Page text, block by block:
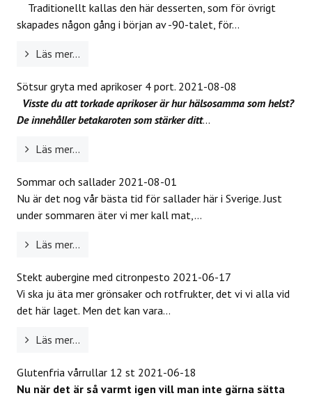
Traditionellt kallas den här desserten, som för övrigt
skapades någon gång i början av -90-talet, för...
Läs mer...
Sötsur gryta med aprikoser 4 port. 2021-08-08
Visste du att torkade aprikoser är hur hälsosamma som helst?
De innehåller betakaroten som stärker ditt...
Läs mer...
Sommar och sallader 2021-08-01
Nu är det nog vår bästa tid för sallader här i Sverige. Just
under sommaren äter vi mer kall mat,...
Läs mer...
Stekt aubergine med citronpesto 2021-06-17
Vi ska ju äta mer grönsaker och rotfrukter, det vi vi alla vid
det här laget. Men det kan vara...
Läs mer...
Glutenfria vårrullar 12 st 2021-06-18
Nu när det är så varmt igen vill man inte gärna sätta